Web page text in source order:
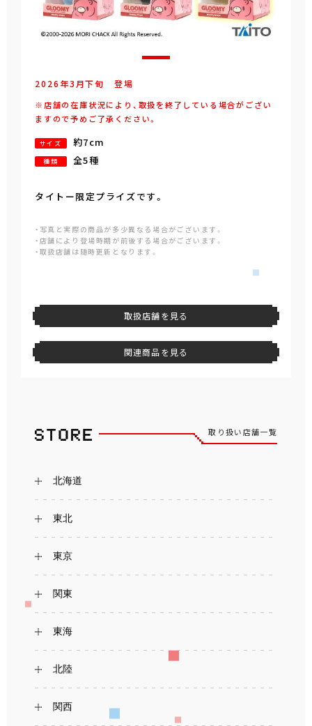
2026年3 月下旬 登場
※店舗の在庫状況により、取扱を終了している場合がござい
ますので予めご了承ください。
サイズ 約7cm
種類 全5種
タイトー限定プライズです。
・写真と実際の商品が多少異なる場合がございます。
・店舗により登場時期が前後する場合がございます。
・取扱店舗は随時更新となります。
取扱店舗を見る
関連商品を見る
取り扱い店舗一覧
北海道
東北
東京
関東
東海
北陸
関西